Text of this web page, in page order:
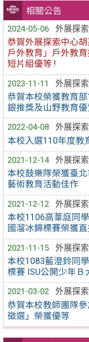
相關公告
2024-05-06
外展探
恭賀外展探索中心
戶外教育」戶外教
短片組優等 !
2023-11-11
外展探
恭賀本校榮獲教育
銀推獎及山野教育
2022-04-08
外展探
本校入選110年度教
2021-12-14
外展探
本校鼓樂隊榮獲臺
藝術教育活動佳作
2021-12-12
外展探
本校1106高葦庭同
國溜冰錦標賽榮獲
2021-11-15
外展探
本校1083藍澄鈴同
標賽 ISU公開少年Ｂ
2021-03-02
外展探
恭賀本校教師團隊
徵選」榮獲優等